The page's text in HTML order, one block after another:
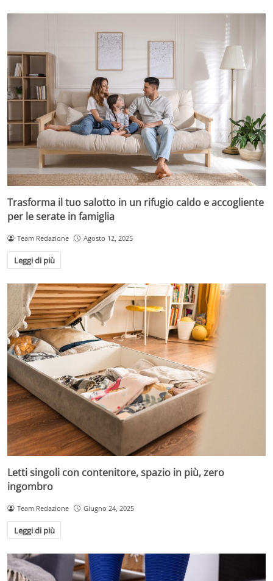
Trasforma il tuo salotto in un rifugio caldo e accogliente
per le serate in famiglia
Team Redazione Agosto 12, 2025
Leggi di più
Letti singoli con contenitore, spazio in più, zero
ingombro
Team Redazione Giugno 24, 2025
Leggi di più